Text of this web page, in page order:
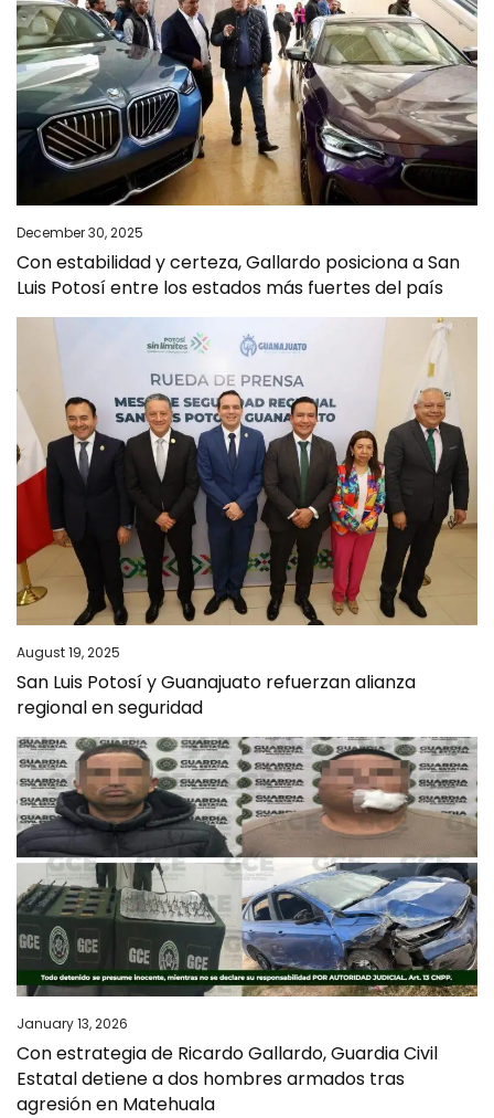
December 30, 2025
Con estabilidad y certeza, Gallardo posiciona a San
Luis Potosí entre los estados más fuertes del país
August 19, 2025
San Luis Potosí y Guanajuato refuerzan alianza
regional en seguridad
January 13, 2026
Con estrategia de Ricardo Gallardo, Guardia Civil
Estatal detiene a dos hombres armados tras
agresión en Matehuala